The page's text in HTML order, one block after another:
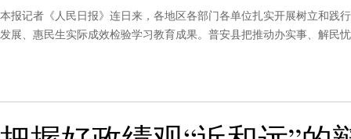
本报记者《人民日报》连日来，各地区各部门各单位扎实开展树立和践
发展、惠民生实际成效检验学习教育成果。普安县把推动办实事、解